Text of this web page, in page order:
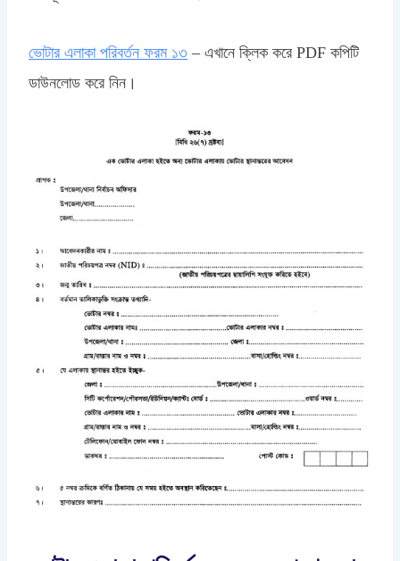
ভোটার এলাকা পরিবর্তন ফরম ১৩ – এখানে ক্লিক করে PDF কপিটি
ডাউনলোড করে নিন।